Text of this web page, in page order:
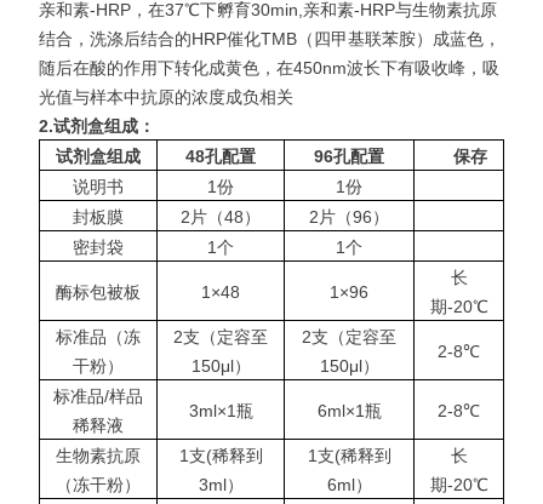
亲和素-HRP，在37℃下孵育30min,亲和素-HRP与生物素抗原
结合，洗涤后结合的HRP催化TMB（四甲基联苯胺）成蓝色，
随后在酸的作用下转化成黄色，在450nm波长下有吸收峰，吸
光值与样本中抗原的浓度成负相关
2.试剂盒组成：
试剂盒组成
48孔配置 96孔配置
保存
说明书
1份
1份
封板膜
2片（48）
2片（96）
密封袋
1个 1个
酶标包被板 1×48 1×96
长
期-20℃
标准品（冻
干粉）
2支（定容至
150μl）
2支（定容至
150μl）
2-8℃
标准品/样品
稀释液
3ml×1瓶 6ml×1瓶 2-8℃
生物素抗原
（冻干粉）
1支(稀释到
3ml）
1支(稀释到
6ml）
长
期-20℃